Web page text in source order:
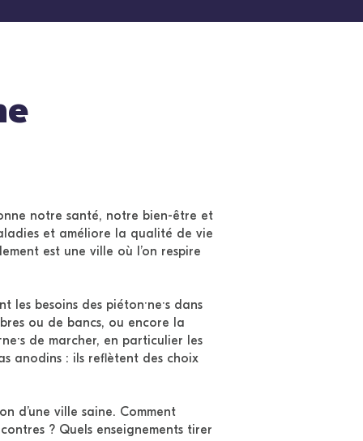
notre santé, notre bien-être et
et améliore la qualité de vie
est une ville où l’on respire
besoins des piéton·ne·s dans
ou de bancs, ou encore la
de marcher, en particulier les
anodins : ils reflètent des choix
d’une ville saine. Comment
? Quels enseignements tirer